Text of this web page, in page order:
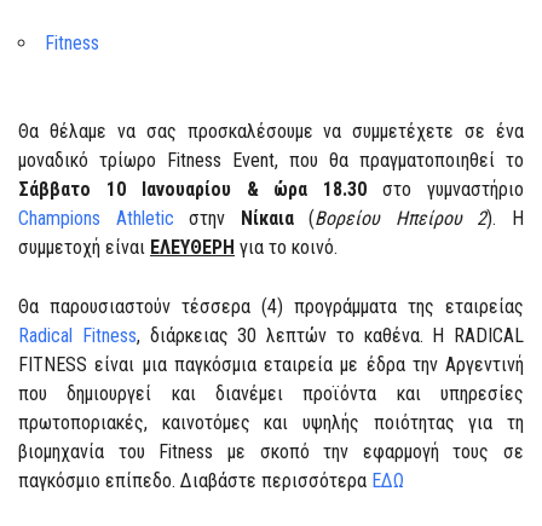
Fitness
Θα θέλαμε να σας προσκαλέσουμε να συμμετέχετε σε ένα
μοναδικό τρίωρο Fitness Event, που θα πραγματοποιηθεί το
Σάββατο 10 Ιανουαρίου & ώρα 18.30 στο γυμναστήριο
Champions Athletic στην Νίκαια(Βορείου Ηπείρου 2). Η
συμμετοχή είναι ΕΛΕΥΘΕΡΗ για το κοινό.
Θα παρουσιαστούν τέσσερα (4) προγράμματα της εταιρείας
Radical Fitness, διάρκειας 30 λεπτών το καθένα. Η RADICAL
FITNESS είναι μια παγκόσμια εταιρεία με έδρα την Αργεντινή
που δημιουργεί και διανέμει προϊόντα και υπηρεσίες
πρωτοποριακές, καινοτόμες και υψηλής ποιότητας για τη
βιομηχανία του Fitness με σκοπό την εφαρμογή τους σε
παγκόσμιο επίπεδο. Διαβάστε περισσότερα ΕΔΩ